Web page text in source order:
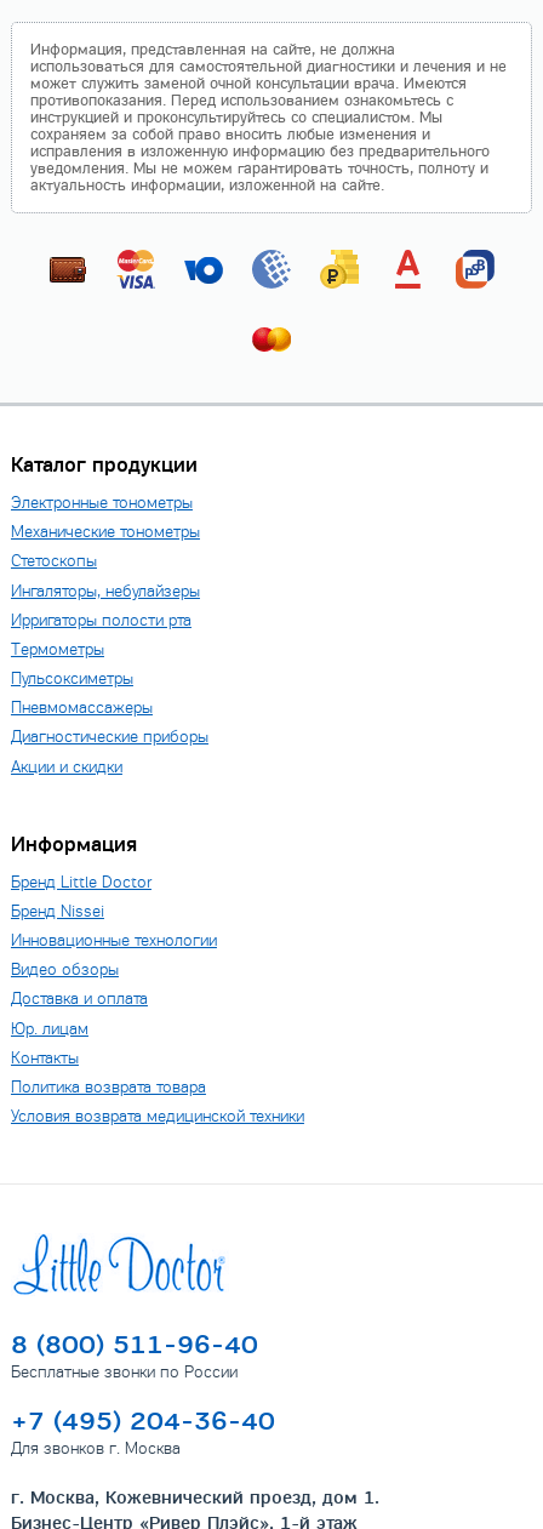
Информация, представленная на сайте, не должна
использоваться для самостоятельной диагностики и лечения и не
может служить заменой очной консультации врача. Имеются
противопоказания. Перед использованием ознакомьтесь с
инструкцией и проконсультируйтесь со специалистом. Мы
сохраняем за собой право вносить любые изменения и
исправления в изложенную информацию без предварительного
уведомления. Мы не можем гарантировать точность, полноту и
актуальность информации, изложенной на сайте.
Каталог продукции
Электронные тонометры
Механические тонометры
Стетоскопы
Ингаляторы, небулайзеры
Ирригаторы полости рта
Термометры
Пульсоксиметры
Пневмомассажеры
Диагностические приборы
Акции и скидки
Информация
Бренд Little Doctor
Бренд Nissei
Инновационные технологии
Видео обзоры
Доставка и оплата
Юр. лицам
Контакты
Политика возврата товара
Условия возврата медицинской техники
8 (800) 511-96-40
Бесплатные звонки по России
+7 (495) 204-36-40
Для звонков г. Москва
г. Москва, Кожевнический проезд, дом 1.
Бизнес-Центр «Ривер Плэйс», 1-й этаж